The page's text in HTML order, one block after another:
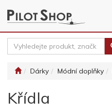
Dárky Módní doplňky
Křídla